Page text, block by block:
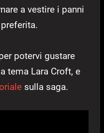
a vestire i panni
potervi gustare
tema Lara Croft, e
sulla saga.